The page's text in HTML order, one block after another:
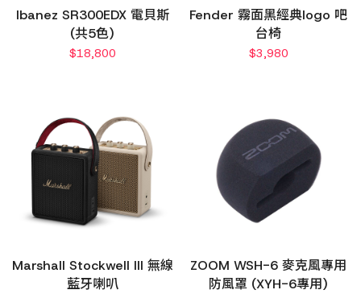
Ibanez SR300EDX 電貝斯
(共5色)
$18,800
Fender 霧面黑經典logo 吧
台椅
$3,980
Marshall Stockwell III 無線
藍牙喇叭
ZOOM WSH-6 麥克風專用
防風罩 (XYH-6專用)